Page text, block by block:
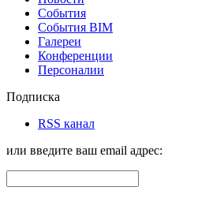
События
События BIM
Галереи
Конференции
Персоналии
Подписка
RSS канал
или введите ваш email адрес: